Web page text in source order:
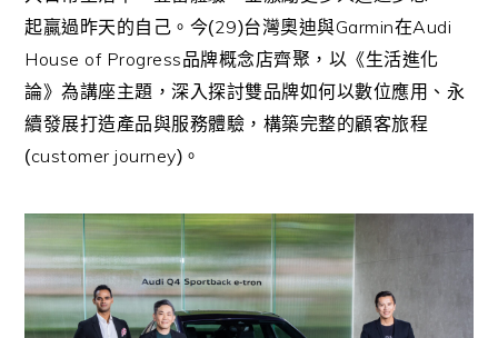
起贏過昨天的自己。今(29)台灣奧迪與Garmin在Audi
House of Progress品牌概念店齊聚，以《生活進化
論》為講座主題，深入探討雙品牌如何以數位應用、永
續發展打造產品與服務體驗，構築完整的顧客旅程
(customer journey) 。